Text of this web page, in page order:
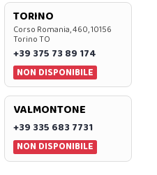
TORINO
Corso Romania, 460, 10156
Torino TO
+39 375 73 89 174
NON DISPONIBILE
VALMONTONE
+39 335 683 7731
NON DISPONIBILE